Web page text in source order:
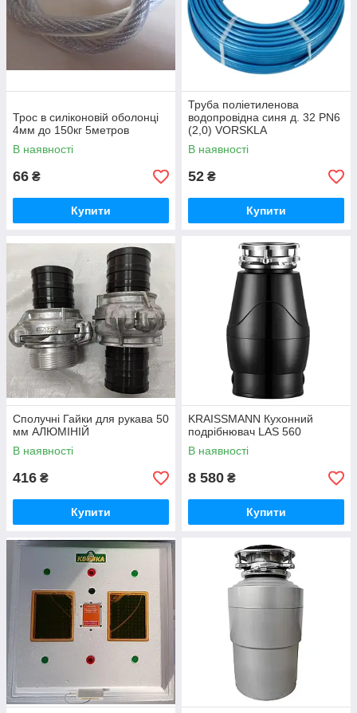
Трос в силіконовій оболонці
4мм до 150кг 5метров
В наявності
66 ₴
Купити
Труба поліетиленова
водопровідна синя д. 32 PN6
(2,0) VORSKLA
В наявності
52 ₴
Купити
Сполучні Гайки для рукава 50
мм АЛЮМІНІЙ
В наявності
416 ₴
Купити
KRAISSMANN Кухонний
подрібнювач LAS 560
В наявності
8 580 ₴
Купити